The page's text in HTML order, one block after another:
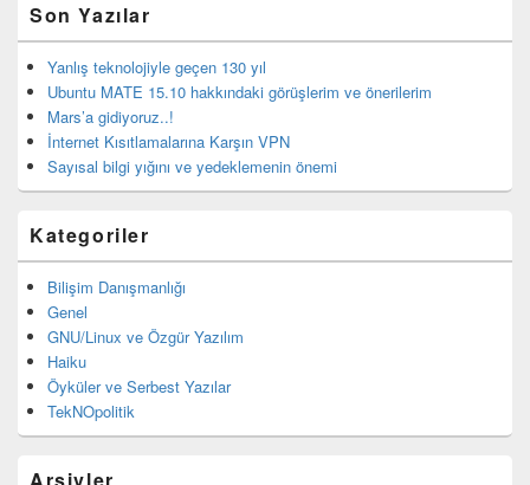
Son Yazılar
Yanlış teknolojiyle geçen 130 yıl
Ubuntu MATE 15.10 hakkındaki görüşlerim ve önerilerim
Mars’a gidiyoruz..!
İnternet Kısıtlamalarına Karşın VPN
Sayısal bilgi yığını ve yedeklemenin önemi
Kategoriler
Bilişim Danışmanlığı
Genel
GNU/Linux ve Özgür Yazılım
Haiku
Öyküler ve Serbest Yazılar
TekNOpolitik